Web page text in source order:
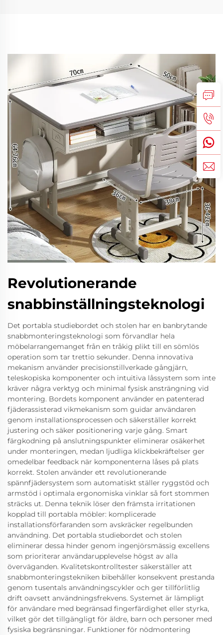
Revolutionerande
snabbinställningsteknologi
Det portabla studiebordet och stolen har en banbrytande
snabbmonteringsteknologi som förvandlar hela
möbelarrangemanget från en tråkig plikt till en sömlös
operation som tar trettio sekunder. Denna innovativa
mekanism använder precisionstillverkade gångjärn,
teleskopiska komponenter och intuitiva låssystem som inte
kräver några verktyg och minimal fysisk ansträngning vid
montering. Bordets komponent använder en patenterad
fjäderassisterad vikmekanism som guidar användaren
genom installationsprocessen och säkerställer korrekt
justering och säker positionering varje gång. Smart
färgkodning på anslutningspunkter eliminerar osäkerhet
under monteringen, medan ljudliga klickbekräftelser ger
omedelbar feedback när komponenterna låses på plats
korrekt. Stolen använder ett revolutionerande
spännfjädersystem som automatiskt ställer ryggstöd och
armstöd i optimala ergonomiska vinklar så fort stommen
sträcks ut. Denna teknik löser den främsta irritationen
kopplad till portabla möbler: komplicerade
installationsförfaranden som avskräcker regelbunden
användning. Det portabla studiebordet och stolen
eliminerar dessa hinder genom ingenjörsmässig excellens
som prioriterar användarupplevelse högst av alla
överväganden. Kvalitetskontrolltester säkerställer att
snabbmonteringstekniken bibehåller konsekvent prestanda
genom tusentals användningscykler och ger tillförlitlig
drift oavsett användningsfrekvens. Systemet är lämpligt
för användare med begränsad fingerfärdighet eller styrka,
vilket gör det tillgängligt för äldre, barn och personer med
fysiska begränsningar. Funktioner för nödmontering